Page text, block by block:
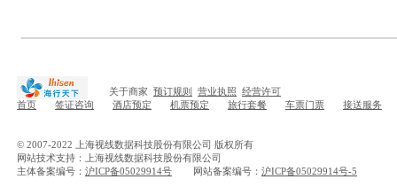
关于商家 预订规则 营业执照 经营许可
首页
签证咨询 酒店预定 机票预定 旅行套餐 车票门票 接送服务
© 2007-2022 上海视线数据科技股份有限公司 版权所有
网站技术支持：上海视线数据科技股份有限公司
主体备案编号： 沪ICP备05029914号 网站备案编号： 沪ICP备05029914号-5